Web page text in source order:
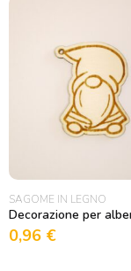
SAGOME IN LEGNO
0,96 €